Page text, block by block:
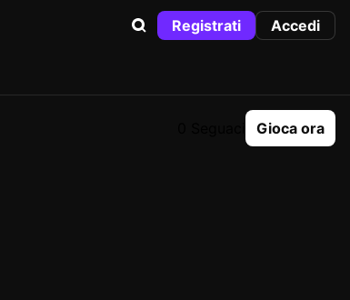
Registrati Accedi
Gioca ora